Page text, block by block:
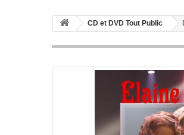
CD et DVD Tout Public